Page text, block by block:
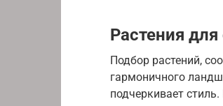
Растения
Подбор растений,
гармоничного
подчеркивает